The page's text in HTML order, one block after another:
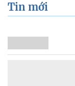
Tin mới